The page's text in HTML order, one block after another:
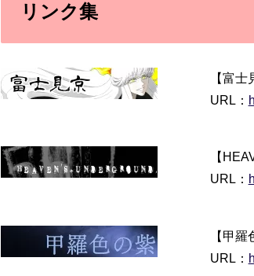
リンク集
【富
URL：
【
URL：
【甲
URL：